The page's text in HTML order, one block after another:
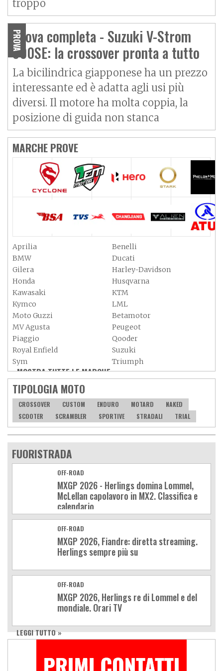
troppo
PROVA
Prova completa - Suzuki V-Strom
800SE: la crossover pronta a tutto
La bicilindrica giapponese ha un prezzo
interessante ed è adatta agli usi più
diversi. Il motore ha molta coppia, la
posizione di guida non stanca
MARCHE PROVE
Aprilia
Benelli
BMW
Ducati
Gilera
Harley-Davidson
Honda
Husqvarna
Kawasaki
KTM
Kymco
LML
Moto Guzzi
Betamotor
MV Agusta
Peugeot
Piaggio
Qooder
Royal Enfield
Suzuki
Sym
Triumph
Vespa
Yamaha
Adiva
Aeon
Axy
Baotian
MOSTRA TUTTE LE MARCHE »
TIPOLOGIA MOTO
CROSSOVER CUSTOM ENDURO MOTARD
NAKED
SCOOTER
SCRAMBLER SPORTIVE STRADALI TRIAL
FUORISTRADA
OFF-ROAD
MXGP 2026 - Herlings domina Lommel,
McLellan capolavoro in MX2. Classifica e
calendario
OFF-ROAD
MXGP 2026, Fiandre: diretta streaming.
Herlings sempre più su
OFF-ROAD
MXGP 2026, Herlings re di Lommel e del
mondiale. Orari TV
LEGGI TUTTO »